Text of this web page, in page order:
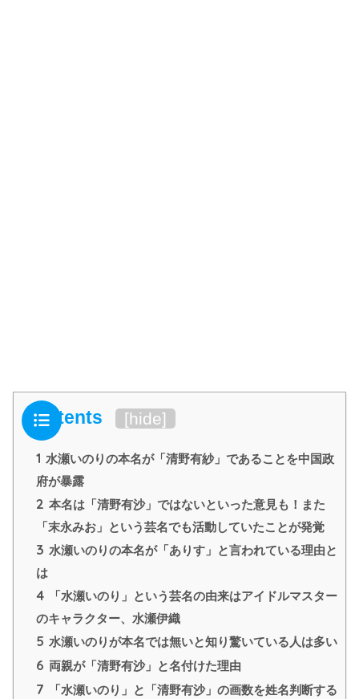
Contents [hide]
1 水瀬いのりの本名が「清野有紗」であることを中国政
府が暴露
2 本名は「清野有沙」ではないといった意見も！また
「末永みお」という芸名でも活動していたことが発覚
3 水瀬いのりの本名が「ありす」と言われている理由と
は
4
「水瀬いのり」という芸名の由来はアイドルマスター
のキャラクター、水瀬伊織
5 水瀬いのりが本名では無いと知り驚いている人は多い
6 両親が「清野有沙」と名付けた理由
7
「水瀬いのり」と「清野有沙」の画数を姓名判断する